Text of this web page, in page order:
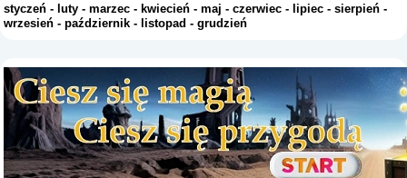
styczeń -luty -marzec -kwiecień -maj -czerwiec -lipiec -sierpień -
wrzesień -październik -listopad -grudzień